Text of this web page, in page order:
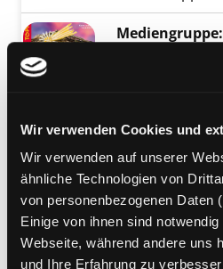
Wir verwenden Cookies und
Wir verwenden auf unserer
ähnliche Technologien von
von personenbezogenen Daten
Einige von ihnen sind
Webseite, während andere uns
und Ihre Erfahrung zu
Mediengruppe:
Krippen
und mehr
Verfasser:
TanjaSuche
Jahr:2008
Mediengruppe: